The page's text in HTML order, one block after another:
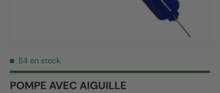
54 en stock
POMPE AVEC AIGUILLE